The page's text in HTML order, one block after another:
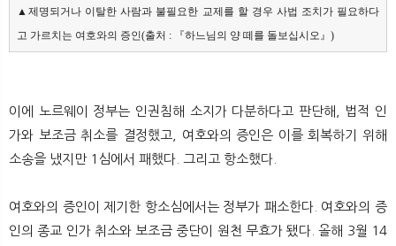
▲제명되거나 이탈한 사람과 불필요한 교제를 할 경우 사법 조치가 필요하다
고 가르치는 여호와의 증인(출처 : 『하느님의 양 떼를 돌보십시오』)
이에 노르웨이 정부는 인권침해 소지가 다분하다고 판단해, 법적 인
가와 보조금 취소를 결정했고, 여호와의 증인은 이를 회복하기 위해
소송을 냈지만 1심에서 패했다. 그리고 항소했다.
여호와의 증인이 제기한 항소심에서는 정부가 패소한다. 여호와의 증
인의 종교 인가 취소와 보조금 중단이 원천 무효가 됐다. 올해 3월 14